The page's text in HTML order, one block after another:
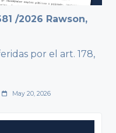
/2026 Rawson,
por el art. 178,
May 20, 2026